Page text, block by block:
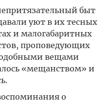
быт
уют в их тесных
и малогабаритных
проповедующих
вещами
«мещанством» и
о